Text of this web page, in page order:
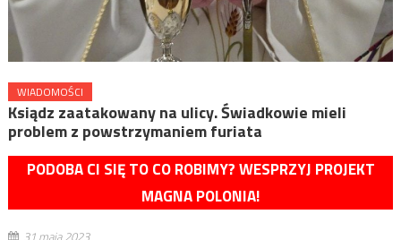
WIADOMOŚCI
Ksiądz zaatakowany na ulicy. Świadkowie mieli
problem z powstrzymaniem furiata
PODOBA CI SIĘ TO CO ROBIMY? WESPRZYJ PROJEKT
MAGNA POLONIA!
31 maja 2023